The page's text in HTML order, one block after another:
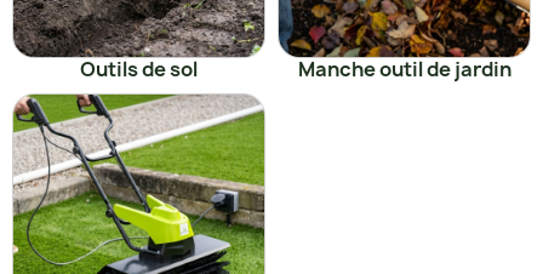
Outils de sol Manche outil de jardin